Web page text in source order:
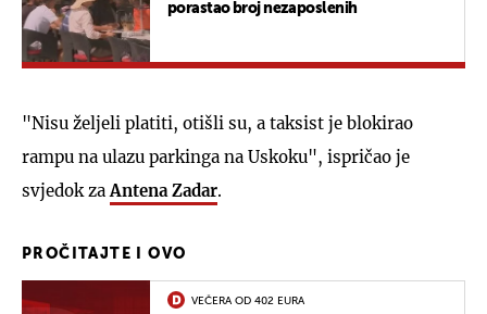
porastao broj nezaposlenih
"Nisu željeli platiti, otišli su, a taksist je blokirao
rampu na ulazu parkinga na Uskoku", ispričao je
svjedok za Antena Zadar.
PROČITAJTE I OVO
VEČERA OD 402 EURA